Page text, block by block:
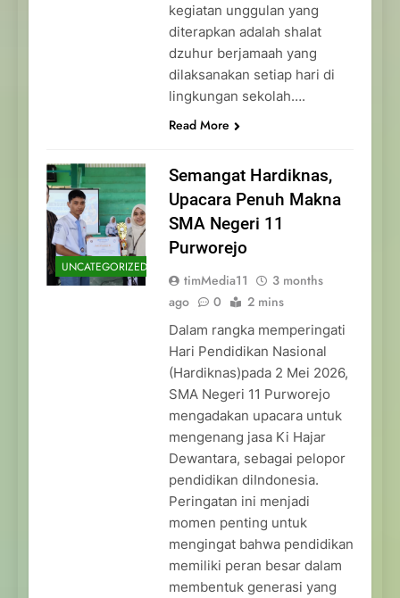
kegiatan unggulan yang
diterapkan adalah shalat
dzuhur berjamaah yang
dilaksanakan setiap hari di
lingkungan sekolah….
Read More
UNCATEGORIZED
Semangat Hardiknas,
Upacara Penuh Makna
SMA Negeri 11
Purworejo
timMedia11
3 months
ago
0 2 mins
Dalam rangka memperingati
Hari Pendidikan Nasional
(Hardiknas)pada 2 Mei 2026,
SMA Negeri 11 Purworejo
mengadakan upacara untuk
mengenang jasa Ki Hajar
Dewantara, sebagai pelopor
pendidikan diIndonesia.
Peringatan ini menjadi
momen penting untuk
mengingat bahwa pendidikan
memiliki peran besar dalam
membentuk generasi yang